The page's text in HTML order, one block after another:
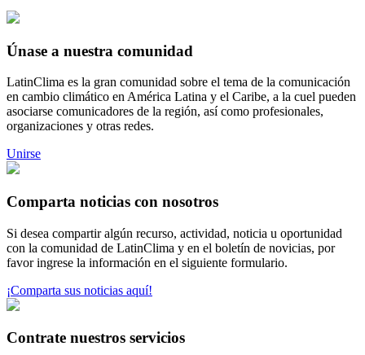
Únase a nuestra comunidad
LatinClima es la gran comunidad sobre el tema de la comunicación
en cambio climático en América Latina y el Caribe, a la cuel pueden
asociarse comunicadores de la región, así como profesionales,
organizaciones y otras redes.
Unirse
Comparta noticias con nosotros
Si desea compartir algún recurso, actividad, noticia u oportunidad
con la comunidad de LatinClima y en el boletín de novicias, por
favor ingrese la información en el siguiente formulario.
¡Comparta sus noticias aquí!
Contrate nuestros servicios